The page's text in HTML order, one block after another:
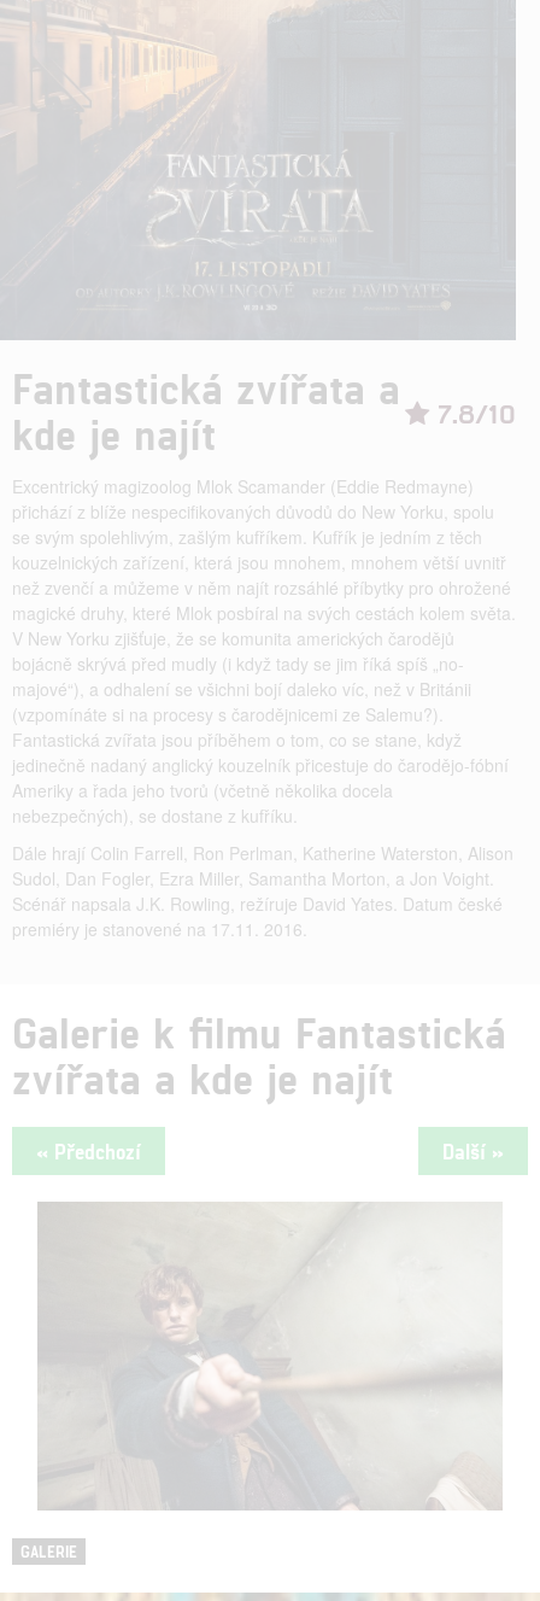
7.8/10
Fantastická zvířata a
kde je najít
Excentrický magizoolog Mlok Scamander (Eddie Redmayne)
přichází z blíže nespecifikovaných důvodů do New Yorku, spolu
se svým spolehlivým, zašlým kufříkem. Kufřík je jedním z těch
kouzelnických zařízení, která jsou mnohem, mnohem větší uvnitř
než zvenčí a můžeme v něm najít rozsáhlé příbytky pro ohrožené
magické druhy, které Mlok posbíral na svých cestách kolem světa.
V New Yorku zjišťuje, že se komunita amerických čarodějů
bojácně skrývá před mudly (i když tady se jim říká spíš „no-
majové“), a odhalení se všichni bojí daleko víc, než v Británii
(vzpomínáte si na procesy s čarodějnicemi ze Salemu?).
Fantastická zvířata jsou příběhem o tom, co se stane, když
jedinečně nadaný anglický kouzelník přicestuje do čarodějo-fóbní
Ameriky a řada jeho tvorů (včetně několika docela
nebezpečných), se dostane z kufříku.
Dále hrají Colin Farrell, Ron Perlman, Katherine Waterston, Alison
Sudol, Dan Fogler, Ezra Miller, Samantha Morton, a Jon Voight.
Scénář napsala J.K. Rowling, režíruje David Yates. Datum české
premiéry je stanovené na 17.11. 2016.
Galerie k filmu Fantastická
zvířata a kde je najít
« Předchozí Další »
GALERIE